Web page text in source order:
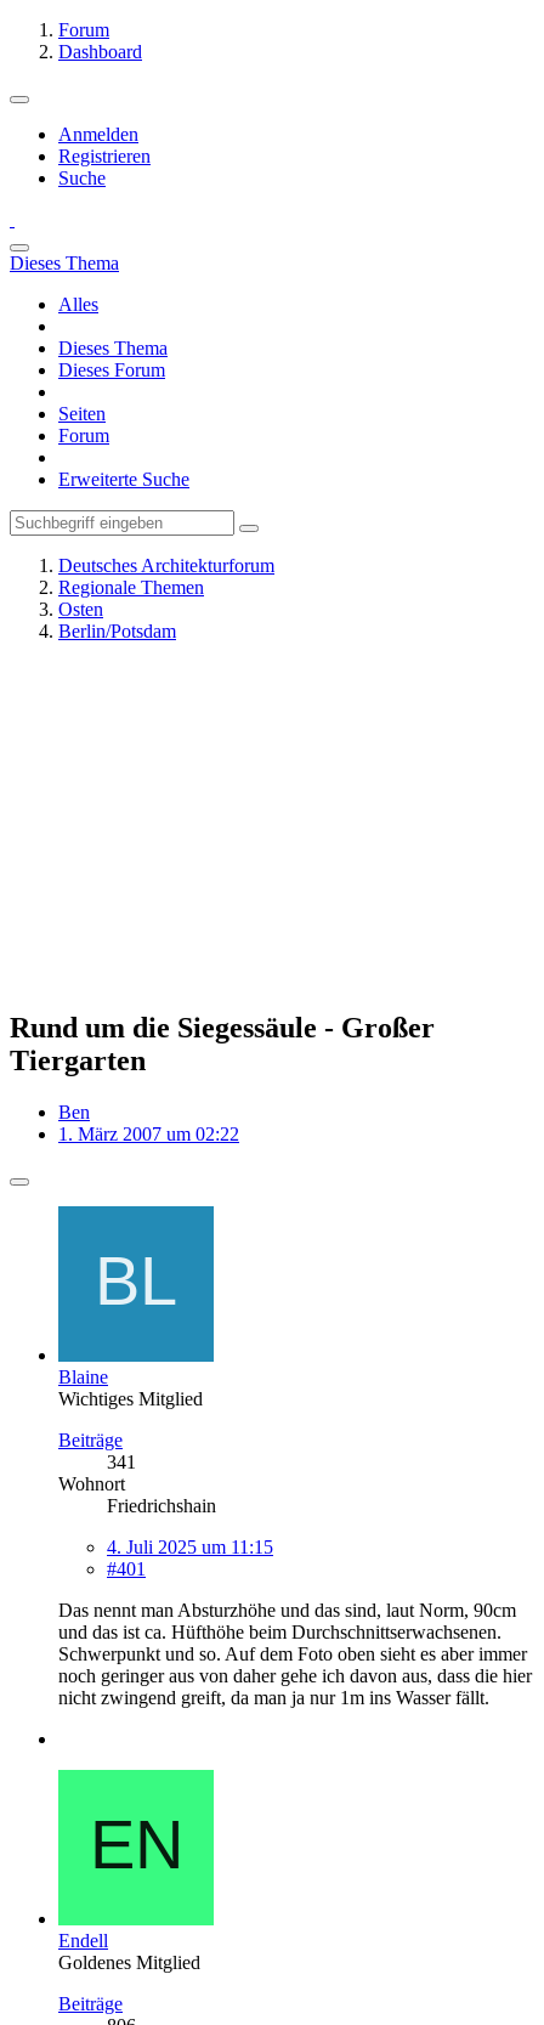
Forum
Dashboard
Anmelden
Registrieren
Suche
Dieses Thema
Alles
Dieses Thema
Dieses Forum
Seiten
Forum
Erweiterte Suche
Deutsches Architekturforum
Regionale Themen
Osten
Berlin/Potsdam
Rund um die Siegessäule - Großer
Tiergarten
Ben
1. März 2007 um 02:22
Blaine
Wichtiges Mitglied
Beiträge
341
Wohnort
Friedrichshain
4. Juli 2025 um 11:15
#401
Das nennt man Absturzhöhe und das sind, laut Norm, 90cm
und das ist ca. Hüfthöhe beim Durchschnittserwachsenen.
Schwerpunkt und so. Auf dem Foto oben sieht es aber immer
noch geringer aus von daher gehe ich davon aus, dass die hier
nicht zwingend greift, da man ja nur 1m ins Wasser fällt.
Endell
Goldenes Mitglied
Beiträge